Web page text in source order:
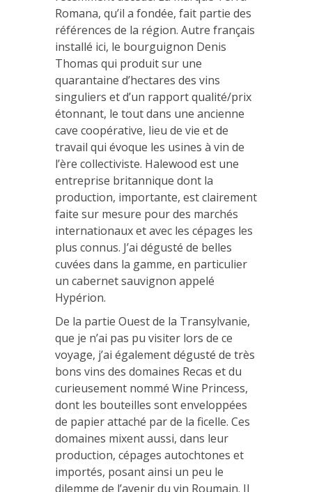
Romana, qu’il a fondée, fait partie des
références de la région. Autre français
installé ici, le bourguignon Denis
Thomas qui produit sur une
quarantaine d’hectares des vins
singuliers et d’un rapport qualité/prix
étonnant, le tout dans une ancienne
cave coopérative, lieu de vie et de
travail qui évoque les usines à vin de
l’ère collectiviste. Halewood est une
entreprise britannique dont la
production, importante, est clairement
faite sur mesure pour des marchés
internationaux et avec les cépages les
plus connus. J’ai dégusté de belles
cuvées dans la gamme, en particulier
un cabernet sauvignon appelé
Hypérion.
De la partie Ouest de la Transylvanie,
que je n’ai pas pu visiter lors de ce
voyage, j’ai également dégusté de très
bons vins des domaines Recas et du
curieusement nommé Wine Princess,
dont les bouteilles sont enveloppées
de papier attaché par de la ficelle. Ces
domaines mixent aussi, dans leur
production, cépages autochtones et
importés, posant ainsi un peu le
dilemme de l’avenir du vin Roumain. Il